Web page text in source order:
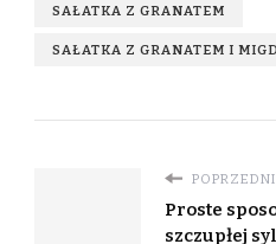
SAŁATKA Z GRANATEM
SAŁATKA Z GRANATEM I
Proste
szczupłej